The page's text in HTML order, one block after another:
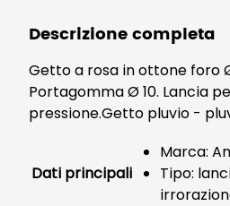
Descrizione completa
Getto a rosa in ottone foro
Portagomma Ø 10. Lancia
pressione.Getto pluvio -
Dati principali
Marca:
Tipo: